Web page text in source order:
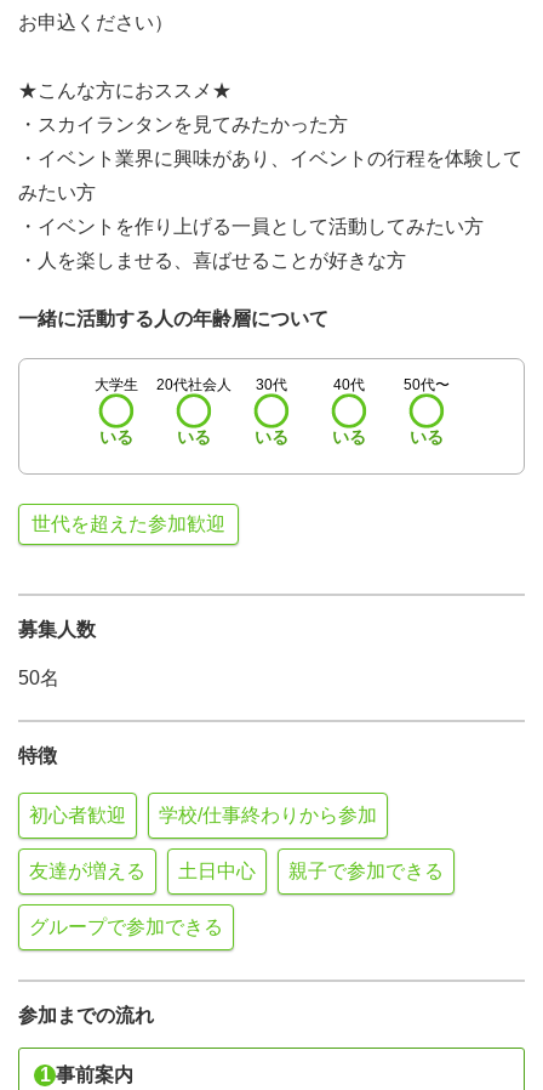
お申込ください）
★こんな方におススメ★
・スカイランタンを見てみたかった方
・イベント業界に興味があり、イベントの行程を体験して
みたい方
・イベントを作り上げる一員として活動してみたい方
・人を楽しませる、喜ばせることが好きな方
一緒に活動する人の年齢層について
大学生
いる
20代社会人
いる
30代
いる
40代
いる
50代〜
いる
世代を超えた参加歓迎
募集人数
50名
特徴
初心者歓迎 学校/仕事終わりから参加
友達が増える 土日中心 親子で参加できる
グループで参加できる
参加までの流れ
1 事前案内